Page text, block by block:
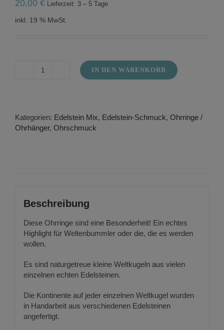
20,00 € Lieferzeit: 3 – 5 Tage
inkl. 19 % MwSt.
Ohrringe
Menge
IN DEN WARENKORB
Kategorien: Edelstein Mix, Edelstein-Schmuck, Ohrringe /
Ohrhänger, Ohrschmuck
Beschreibung
Diese Ohrringe sind eine Besonderheit! Ein echtes
Highlight für Weltenbummler oder die, die es werden
wollen.
Es sind naturgetreue kleine Weltkugeln aus vielen
einzelnen echten Edelsteinen.
Die Kontinente auf jeder einzelnen Weltkugel wurden
in Handarbeit aus verschiedenen Edelsteinen
angefertigt.